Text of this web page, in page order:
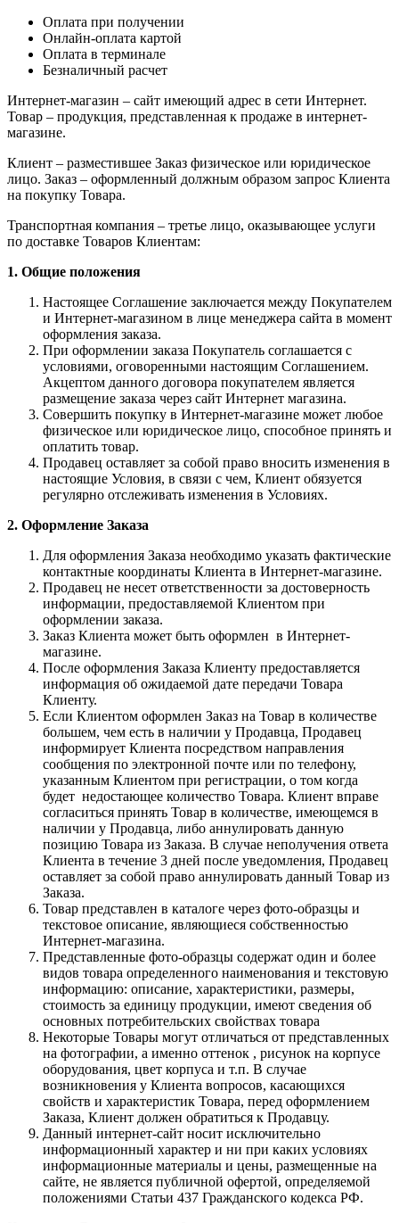
Оплата при получении
Онлайн-оплата картой
Оплата в терминале
Безналичный расчет
Интернет-магазин – сайт имеющий адрес в сети Интернет.
Товар – продукция, представленная к продаже в интернет-
магазине.
Клиент – разместившее Заказ физическое или юридическое
лицо. Заказ – оформленный должным образом запрос Клиента
на покупку Товара.
Транспортная компания – третье лицо, оказывающее услуги
по доставке Товаров Клиентам:
1. Общие положения
Настоящее Соглашение заключается между Покупателем
и Интернет-магазином в лице менеджера сайта в момент
оформления заказа.
При оформлении заказа Покупатель соглашается с
условиями, оговоренными настоящим Соглашением.
Акцептом данного договора покупателем является
размещение заказа через сайт Интернет магазина.
Совершить покупку в Интернет-магазине может любое
физическое или юридическое лицо, способное принять и
оплатить товар.
Продавец оставляет за собой право вносить изменения в
настоящие Условия, в связи с чем, Клиент обязуется
регулярно отслеживать изменения в Условиях.
2. Оформление Заказа
Для оформления Заказа необходимо указать фактические
контактные координаты Клиента в Интернет-магазине.
Продавец не несет ответственности за достоверность
информации, предоставляемой Клиентом при
оформлении заказа.
Заказ Клиента может быть оформлен в Интернет-
магазине.
После оформления Заказа Клиенту предоставляется
информация об ожидаемой дате передачи Товара
Клиенту.
Если Клиентом оформлен Заказ на Товар в количестве
большем, чем есть в наличии у Продавца, Продавец
информирует Клиента посредством направления
сообщения по электронной почте или по телефону,
указанным Клиентом при регистрации, о том когда
будет недостающее количество Товара. Клиент вправе
согласиться принять Товар в количестве, имеющемся в
наличии у Продавца, либо аннулировать данную
позицию Товара из Заказа. В случае неполучения ответа
Клиента в течение 3 дней после уведомления, Продавец
оставляет за собой право аннулировать данный Товар из
Заказа.
Товар представлен в каталоге через фото-образцы и
текстовое описание, являющиеся собственностью
Интернет-магазина.
Представленные фото-образцы содержат один и более
видов товара определенного наименования и текстовую
информацию: описание, характеристики, размеры,
стоимость за единицу продукции, имеют сведения об
основных потребительских свойствах товара
Некоторые Товары могут отличаться от представленных
на фотографии, а именно оттенок , рисунок на корпусе
оборудования, цвет корпуса и т.п. В случае
возникновения у Клиента вопросов, касающихся
свойств и характеристик Товара, перед оформлением
Заказа, Клиент должен обратиться к Продавцу.
Данный интернет-сайт носит исключительно
информационный характер и ни при каких условиях
информационные материалы и цены, размещенные на
сайте, не является публичной офертой, определяемой
положениями Статьи 437 Гражданского кодекса РФ.